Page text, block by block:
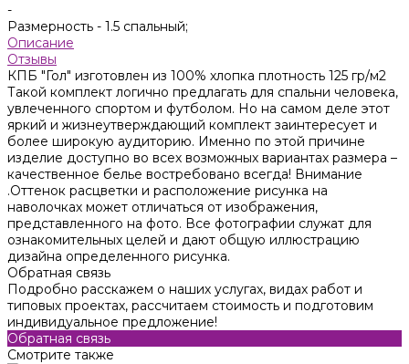
-
Размерность - 1.5 спальный;
Описание
Отзывы
КПБ "Гол" изготовлен из 100% хлопка плотность 125 гр/м2
Такой комплект логично предлагать для спальни человека,
увлеченного спортом и футболом. Но на самом деле этот
яркий и жизнеутверждающий комплект заинтересует и
более широкую аудиторию. Именно по этой причине
изделие доступно во всех возможных вариантах размера –
качественное белье востребовано всегда! Внимание
.Оттенок расцветки и расположение рисунка на
наволочках может отличаться от изображения,
представленного на фото. Все фотографии служат для
ознакомительных целей и дают общую иллюстрацию
дизайна определенного рисунка.
Обратная связь
Подробно расскажем о наших услугах, видах работ и
типовых проектах, рассчитаем стоимость и подготовим
индивидуальное предложение!
Обратная связь
Смотрите также